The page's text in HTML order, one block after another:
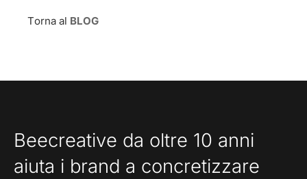
Torna al BLOG
Beecreative da oltre 10 anni
aiuta i brand a concretizzare